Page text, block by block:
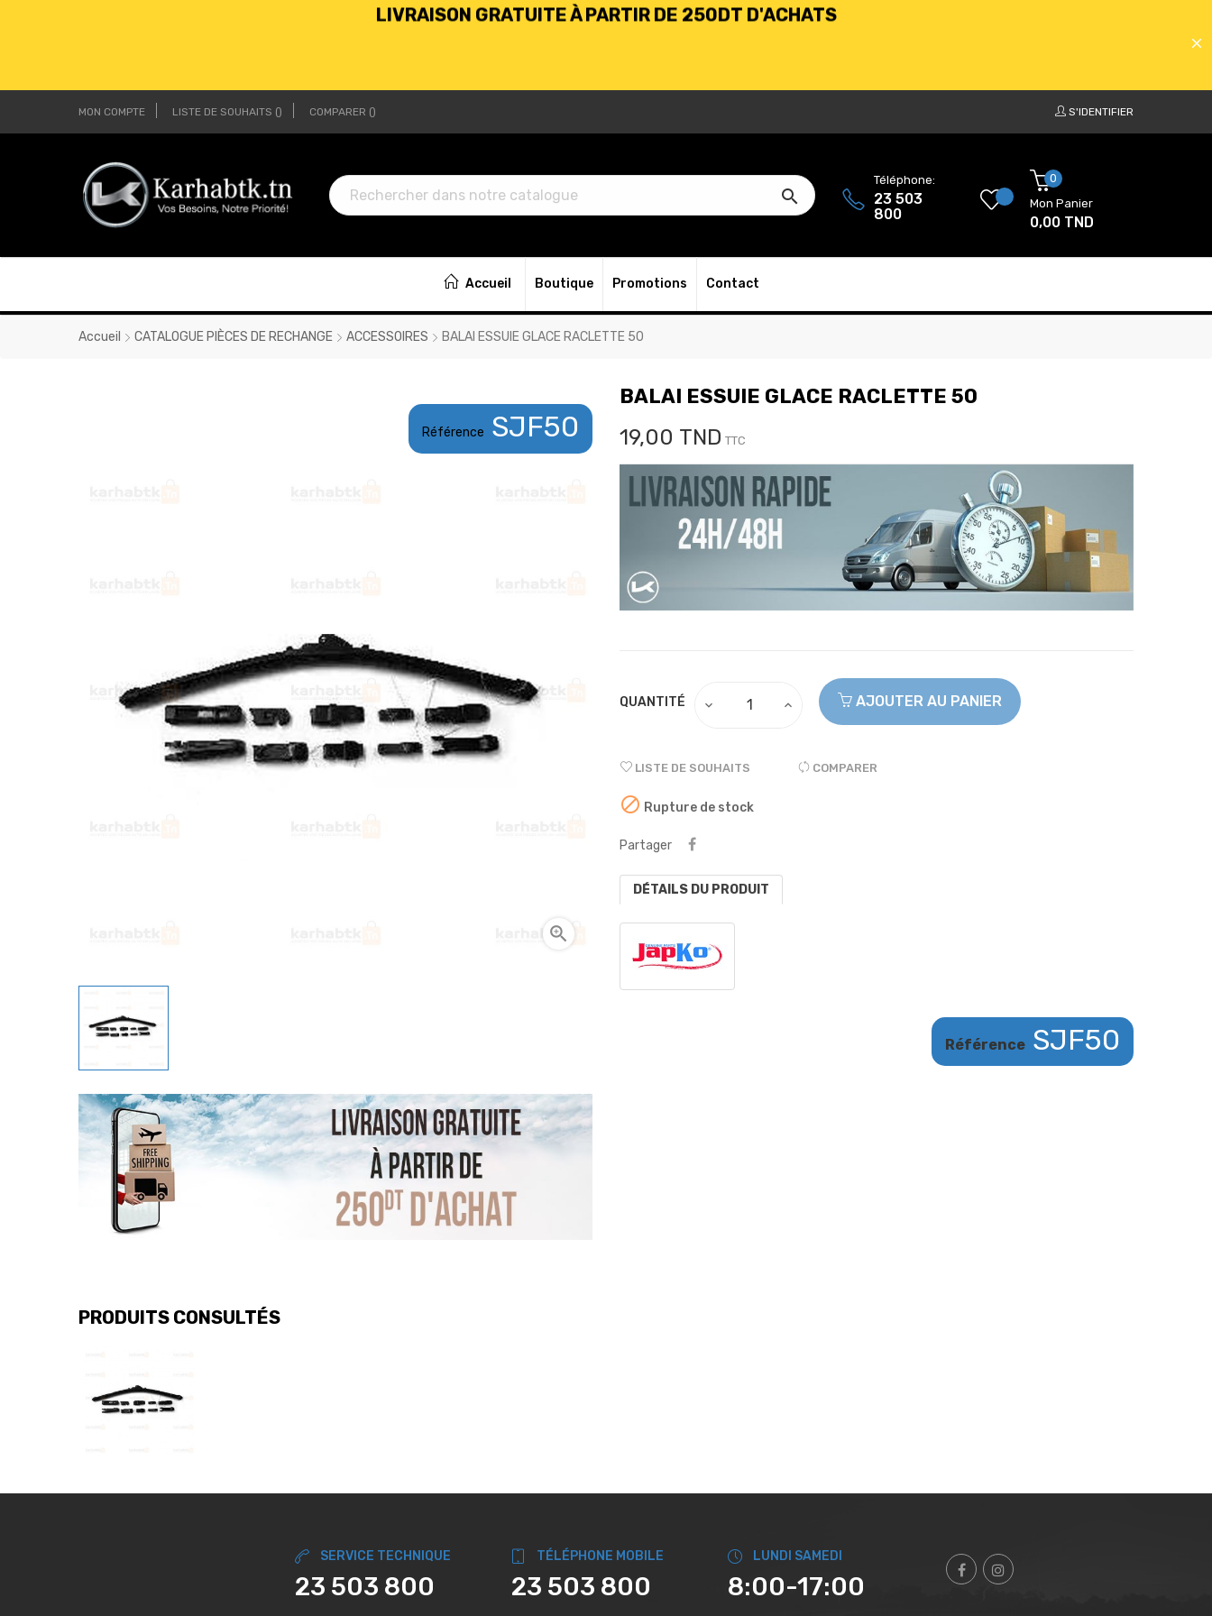
LIVRAISON GRATUITE À PARTIR DE 250DT D'ACHATS
BIENVENUE CHEZ KARHABTK.TN
LIVRAISON GRATUITE À PARTIR DE 250DT D'ACHATS
MON COMPTE LISTE DE SOUHAITS COMPARER S'IDENTIFIER

Téléphone:
23 503
800
0
Mon Panier
0,00 TND
Accueil Boutique Promotions Contact
Accueil CATALOGUE PIÈCES DE RECHANGE ACCESSOIRES BALAI ESSUIE GLACE RACLETTE 50
Référence SJF50

BALAI ESSUIE GLACE RACLETTE 50
19,00 TND TTC
QUANTITÉ AJOUTER AU PANIER
LISTE DE SOUHAITS COMPARER
 Rupture de stock
Partager
DÉTAILS DU PRODUIT
Référence SJF50
PRODUITS CONSULTÉS
SERVICE TECHNIQUE
23 503 800
TÉLÉPHONE MOBILE
23 503 800
LUNDI SAMEDI
8:00-17:00